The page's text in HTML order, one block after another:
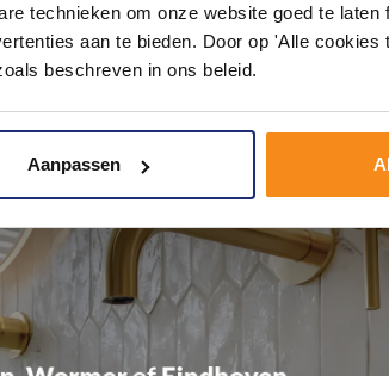
technieken om onze website goed te laten
aan te bieden. Door op 'Alle
beschreven in ons beleid.
Aanpassen